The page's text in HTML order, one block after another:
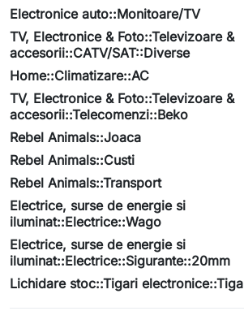
Electronice auto::Monitoare/TV
TV, Electronice & Foto::Televizoare &
accesorii::CATV/SAT::Diverse
Home::Climatizare::AC
TV, Electronice & Foto::Televizoare &
accesorii::Telecomenzi::Beko
Rebel Animals::Joaca
Rebel Animals::Custi
Rebel Animals::Transport
Electrice, surse de energie si
iluminat::Electrice::Wago
Electrice, surse de energie si
iluminat::Electrice::Sigurante::20mm
Lichidare stoc::Tigari